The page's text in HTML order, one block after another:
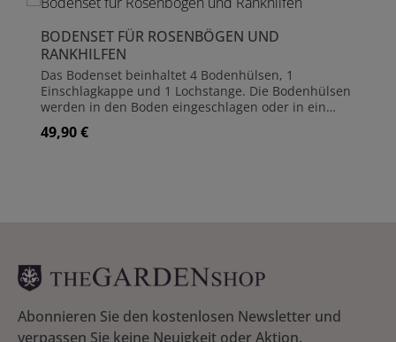
BODENSET FÜR ROSENBÖGEN UND
RANKHILFEN
Das Bodenset beinhaltet 4 Bodenhülsen, 1
Einschlagkappe und 1 Lochstange. Die Bodenhülsen
werden in den Boden eingeschlagen oder in ein
Bodenhülsen beim Einschlagen unversehrt bleiben,
geschützt. Die Bodenhülsen erweitern die
Einbautiefe von 40 cm (Standpfosten) auf 57 cm und
insbesondere in weichen Sandböden, eine noch
bessere Standfestigkeit. Sollte sich späterhin eine
Regulärer Preis:
49,90 €
Abonnieren Sie den kostenlosen Newsletter und
verpassen Sie keine Neuigkeit oder Aktion.